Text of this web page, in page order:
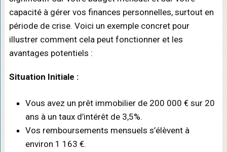
capacité à gérer vos finances personnelles, surtout en
période de crise. Voici un exemple concret pour
illustrer comment cela peut fonctionner et les
avantages potentiels :
Situation Initiale :
Vous avez un prêt immobilier de 200 000 € sur 20
ans à un taux d’intérêt de 3,5%.
Vos remboursements mensuels s’élèvent à
environ 1 163 €.